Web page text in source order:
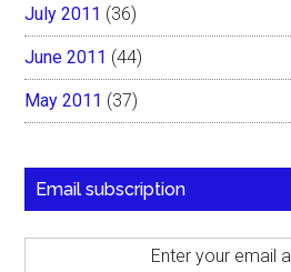
July 2011 (36)
June 2011 (44)
May 2011 (37)
Email subscription
Enter your email